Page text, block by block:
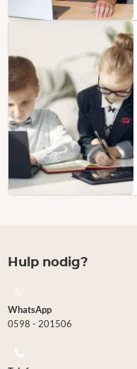
Hulp nodig?
WhatsApp
0598 - 201506